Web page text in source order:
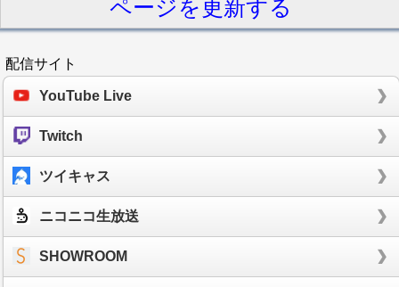
ページを更新する
配信サイト
YouTube Live
Twitch
ツイキャス
ニコニコ生放送
SHOWROOM